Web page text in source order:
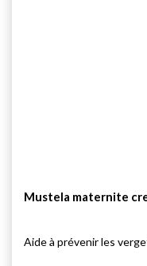
Mustela maternite
Aide à prévenir les